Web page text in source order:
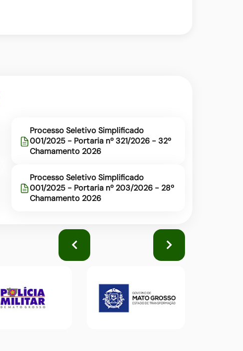
Processo Seletivo Simplificado
001/2025 - Portaria nº 321/2026 - 32º
Chamamento 2026
Processo Seletivo Simplificado
001/2025 - Portaria nº 203/2026 - 28º
Chamamento 2026